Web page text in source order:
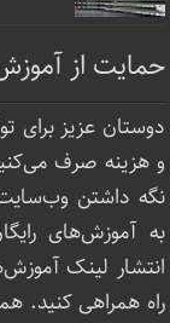
حمایت از
دوستان عزیز
و هزینه صرف
نگه داشتن
به آموزش‌های
انتشار لینک‌
راه همراهی کنید.